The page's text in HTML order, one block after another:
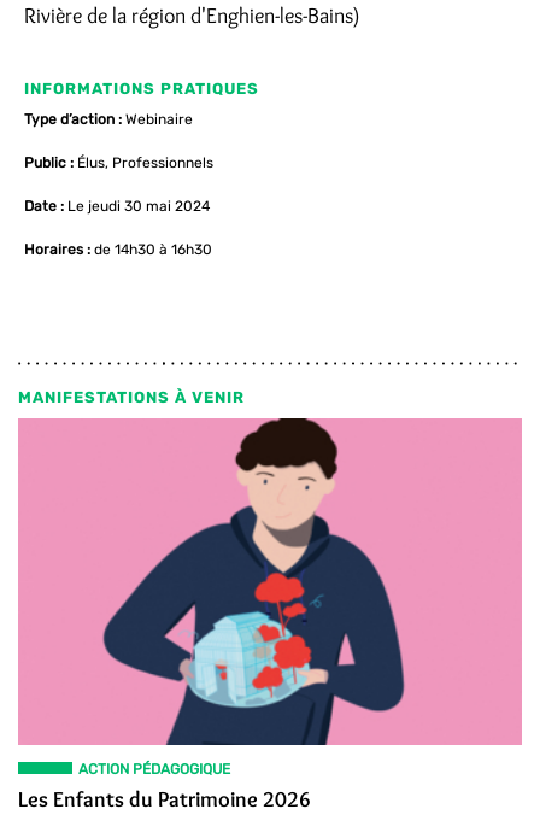
Rivière de la région d'Enghien-les-Bains)
INFORMATIONS PRATIQUES
Type d’action : Webinaire
Public : Élus, Professionnels
Date : Le jeudi 30 mai 2024
Horaires : de 14h30 à 16h30
MANIFESTATIONS À VENIR
ACTION PÉDAGOGIQUE
Les Enfants du Patrimoine 2026